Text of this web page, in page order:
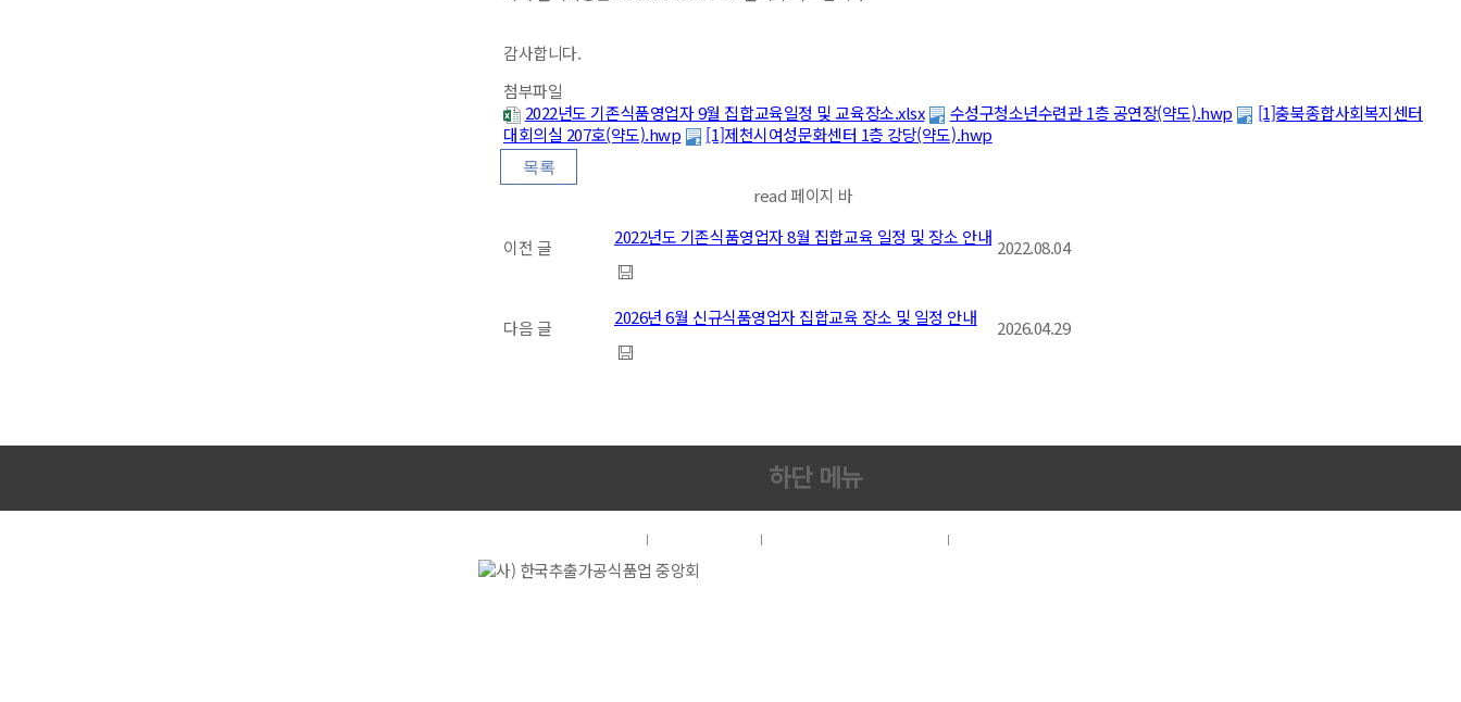
감사합니다.
첨부파일
2022년도 기존식품영업자 9월 집합교육일정 및 교육장소.xlsx
수성구청소년수련관 1층 공연장(약도).hwp
[1]충북종합사회복지센터
대회의실 207호(약도).hwp
[1]제천시여성문화센터 1층 강당(약도).hwp
read 페이지 바
이전 글 2022년도 기존식품영업자 8월 집합교육 일정 및 장소 안내 2022.08.04
다음 글 2026년 6월 신규식품영업자 집합교육 장소 및 일정 안내 2026.04.29
하단 메뉴